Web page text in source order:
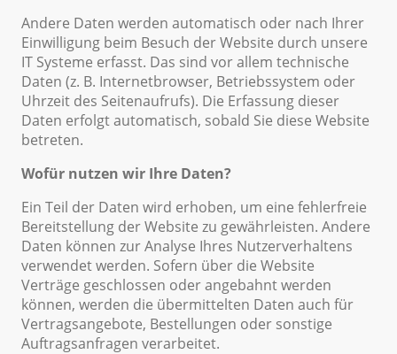
Andere Daten werden automatisch oder nach Ihrer
Einwilligung beim Besuch der Website durch unsere
IT Systeme erfasst. Das sind vor allem technische
Daten (z. B. Internetbrowser, Betriebssystem oder
Uhrzeit des Seitenaufrufs). Die Erfassung dieser
Daten erfolgt automatisch, sobald Sie diese Website
betreten.
Wofür nutzen wir Ihre Daten?
Ein Teil der Daten wird erhoben, um eine fehlerfreie
Bereitstellung der Website zu gewährleisten. Andere
Daten können zur Analyse Ihres Nutzerverhaltens
verwendet werden. Sofern über die Website
Verträge geschlossen oder angebahnt werden
können, werden die übermittelten Daten auch für
Vertragsangebote, Bestellungen oder sonstige
Auftragsanfragen verarbeitet.